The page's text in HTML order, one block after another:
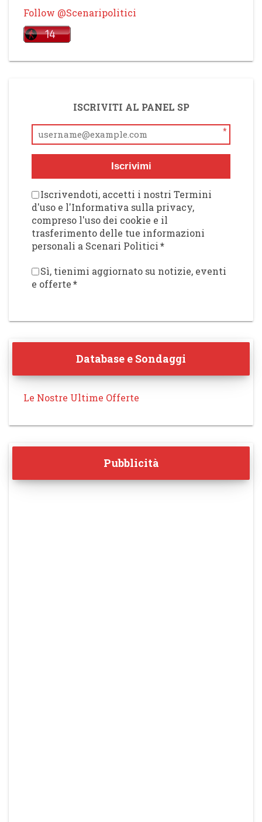
Follow @Scenaripolitici
ISCRIVITI AL PANEL SP
*
Iscrivimi
Iscrivendoti, accetti i nostri Termini
d'uso e l'Informativa sulla privacy,
compreso l'uso dei cookie e il
trasferimento delle tue informazioni
personali a Scenari Politici*
Sì, tienimi aggiornato su notizie, eventi
e offerte*
Database e Sondaggi
Le Nostre Ultime Offerte
Pubblicità